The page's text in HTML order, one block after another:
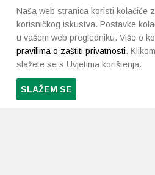
Naša web stranica koristi kolačiće
korisničkog iskustva. Postavke
u vašem web pregledniku. Više o
pravilima o zaštiti privatnosti.
slažete se s Uvjetima korištenja.
SLAŽEM SE